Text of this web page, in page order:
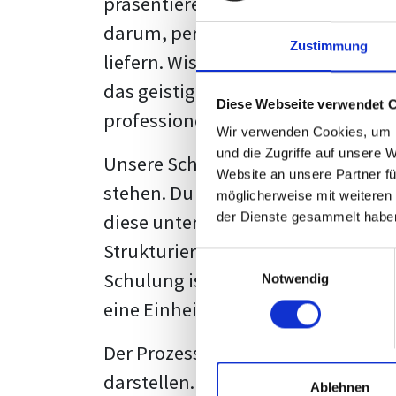
Zustimmung
Diese Webseite verwendet
Wir verwenden Cookies,
und die Zugriffe auf unsere
Website an unsere Partner
möglicherweise mit
der Dienste gesammelt
Notwendig
Ablehnen
darum, persönliche Meinungen
liefern. Wissenschaftliche Texte,
das geistige Eigentum des
professionell zu kommunizieren.
Unsere Schulung wurde mit Blick
stehen. Du wirst nicht nur
diese unter Zuhilfenahme von
Strukturierung ist ebenso
Schulung ist so konzipiert, dass
eine Einheitslösung zu bieten.
Der Prozess des
darstellen. Jedoch, ausgestattet